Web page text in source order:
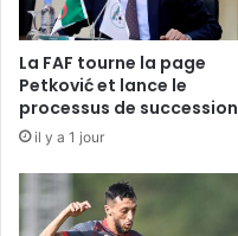
La FAF tourne la page
Petković et lance le
processus de succession
il y a 1 jour